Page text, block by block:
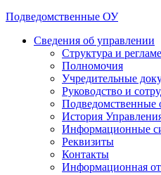
Подведомственные ОУ
Сведения об управлении
Структура и
Полномочия
Учредительные
Руководство и
Подведомственные
История
Информационные
Реквизиты
Контакты
Информационная